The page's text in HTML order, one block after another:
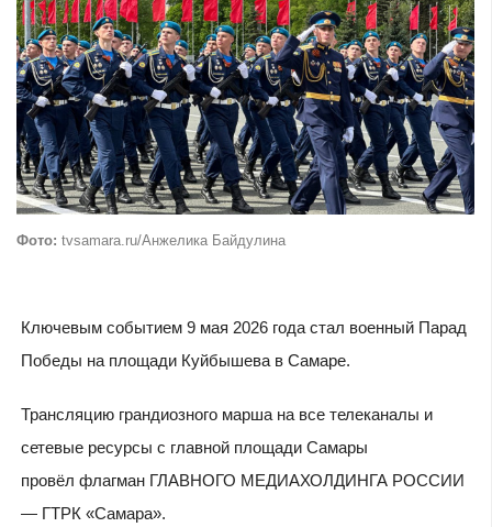
Фото: tvsamara.ru/Анжелика Байдулина
Ключевым событием 9 мая 2026 года стал военный Парад
Победы на площади Куйбышева в Самаре.
Трансляцию грандиозного марша на все телеканалы и
сетевые ресурсы с главной площади Самары
провёл флагман ГЛАВНОГО МЕДИАХОЛДИНГА РОССИИ
— ГТРК «Самара».